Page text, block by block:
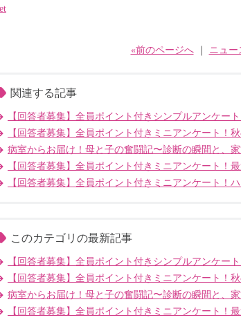
«前のページへ｜ ニュー
関連する記事
【回答者募集】全員ポイント付きシンプルアンケー
【回答者募集】全員ポイント付きミニアンケート！
病室からお届け！母と子の奮闘記〜診断の瞬間と、
【回答者募集】全員ポイント付きミニアンケート！
【回答者募集】全員ポイント付きミニアンケート！
このカテゴリの最新記事
【回答者募集】全員ポイント付きシンプルアンケー
【回答者募集】全員ポイント付きミニアンケート！
病室からお届け！母と子の奮闘記〜診断の瞬間と、
【回答者募集】全員ポイント付きミニアンケート！